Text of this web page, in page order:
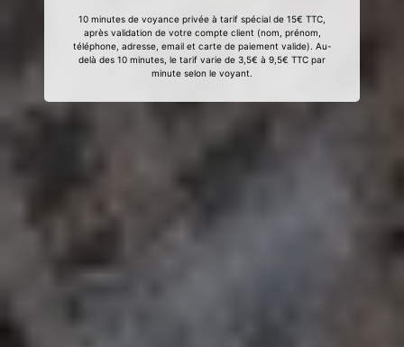
10 minutes de voyance privée à tarif spécial de 15€ TTC,
après validation de votre compte client (nom, prénom,
téléphone, adresse, email et carte de paiement valide). Au-
delà des 10 minutes, le tarif varie de 3,5€ à 9,5€ TTC par
minute selon le voyant.